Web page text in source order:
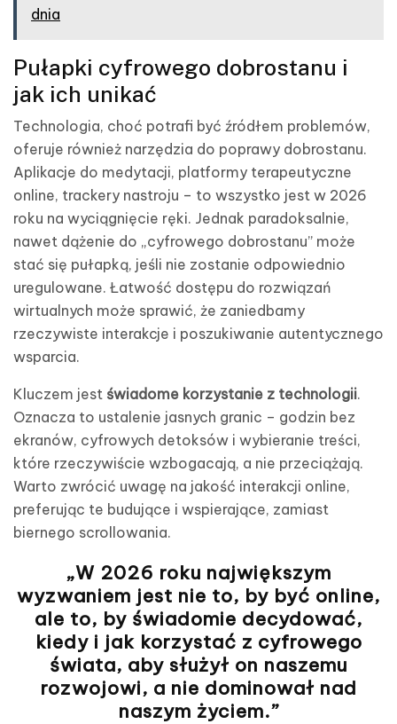
dnia
Pułapki cyfrowego dobrostanu i
jak ich unikać
Technologia, choć potrafi być źródłem problemów,
oferuje również narzędzia do poprawy dobrostanu.
Aplikacje do medytacji, platformy terapeutyczne
online, trackery nastroju – to wszystko jest w 2026
roku na wyciągnięcie ręki. Jednak paradoksalnie,
nawet dążenie do „cyfrowego dobrostanu” może
stać się pułapką, jeśli nie zostanie odpowiednio
uregulowane. Łatwość dostępu do rozwiązań
wirtualnych może sprawić, że zaniedbamy
rzeczywiste interakcje i poszukiwanie autentycznego
wsparcia.
Kluczem jest świadome korzystanie z technologii.
Oznacza to ustalenie jasnych granic – godzin bez
ekranów, cyfrowych detoksów i wybieranie treści,
które rzeczywiście wzbogacają, a nie przeciążają.
Warto zwrócić uwagę na jakość interakcji online,
preferując te budujące i wspierające, zamiast
biernego scrollowania.
„W 2026 roku największym
wyzwaniem jest nie to, by być online,
ale to, by świadomie decydować,
kiedy i jak korzystać z cyfrowego
świata, aby służył on naszemu
rozwojowi, a nie dominował nad
naszym życiem.”